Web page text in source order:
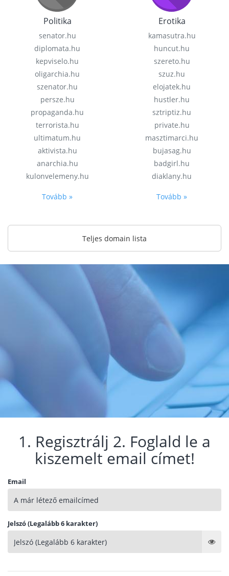
Politika
senator.hu
diplomata.hu
kepviselo.hu
oligarchia.hu
szenator.hu
persze.hu
propaganda.hu
terrorista.hu
ultimatum.hu
aktivista.hu
anarchia.hu
kulonvelemeny.hu
Tovább »
Erotika
kamasutra.hu
huncut.hu
szereto.hu
szuz.hu
elojatek.hu
hustler.hu
sztriptiz.hu
private.hu
masztimarci.hu
bujasag.hu
badgirl.hu
diaklany.hu
Tovább »
Teljes domain lista
1. Regisztrálj 2. Foglald le a
kiszemelt email címet!
Email
Jelszó (Legalább 6 karakter)